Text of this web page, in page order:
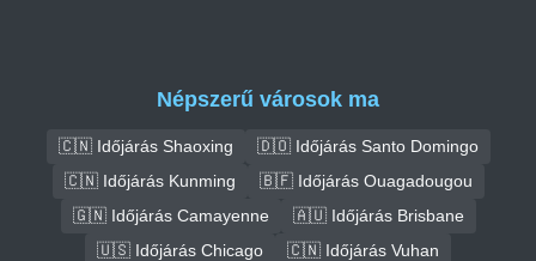
Népszerű városok ma
🇨🇳 Időjárás Shaoxing
🇩🇴 Időjárás Santo Domingo
🇨🇳 Időjárás Kunming
🇧🇫 Időjárás Ouagadougou
🇬🇳 Időjárás Camayenne
🇦🇺 Időjárás Brisbane
🇺🇸 Időjárás Chicago
🇨🇳 Időjárás Vuhan